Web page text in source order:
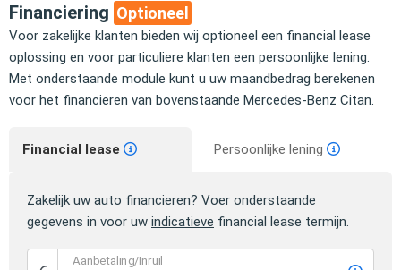
Financiering Optioneel
Voor zakelijke klanten bieden wij optioneel een financial lease
oplossing en voor particuliere klanten een persoonlijke lening.
Met onderstaande module kunt u uw maandbedrag berekenen
voor het financieren van bovenstaande Mercedes-Benz Citan.
Financial lease Persoonlijke lening
Zakelijk uw auto financieren? Voer onderstaande
gegevens in voor uw indicatieve financial lease termijn.
Aanbetaling/Inruil